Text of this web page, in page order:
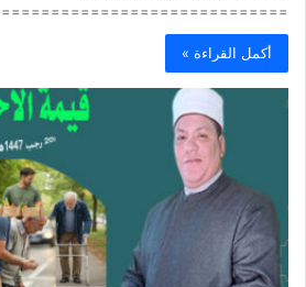
أكمل القراءة »